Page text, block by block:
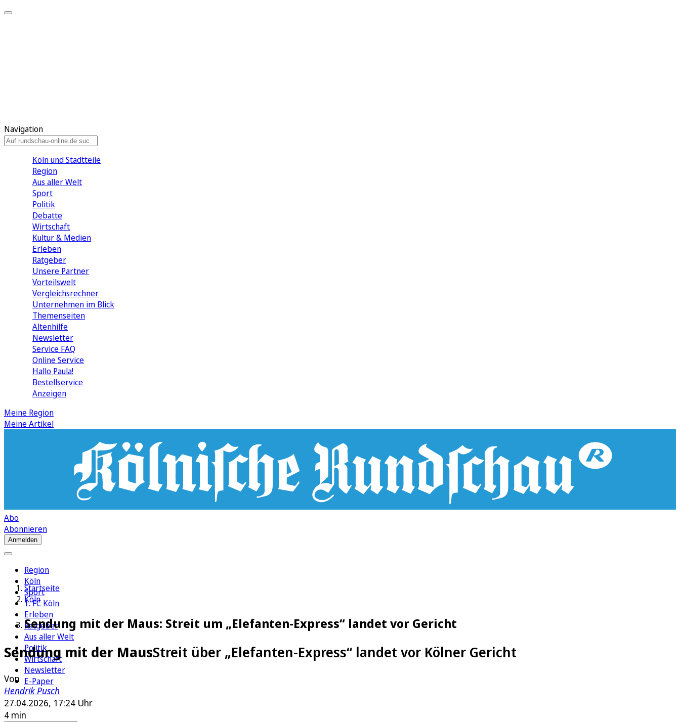
Navigation
Köln und Stadtteile
Region
Aus aller Welt
Sport
Politik
Debatte
Wirtschaft
Kultur & Medien
Erleben
Ratgeber
Unsere Partner
Vorteilswelt
Vergleichsrechner
Unternehmen im Blick
Themenseiten
Altenhilfe
Newsletter
Service FAQ
Online Service
Hallo Paula!
Bestellservice
Anzeigen
Meine Region
Meine Artikel
Abo
Abonnieren
Anmelden
Region
Köln
Sport
1. FC Köln
Erleben
Ratgeber
Aus aller Welt
Politik
Wirtschaft
Newsletter
E-Paper
Startseite
Köln
Sendung mit der Maus: Streit um „Elefanten-Express“ landet vor Gericht
Sendung mit der MausStreit über „Elefanten-Express“ landet vor Kölner Gericht
Von
Hendrik Pusch
27.04.2026, 17:24 Uhr
4 min